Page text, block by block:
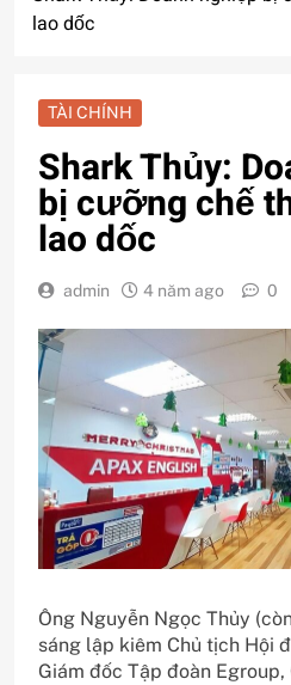
lao dốc
TÀI CHÍNH
Shark Thủy:
bị cưỡng chế
lao dốc
admin 4 năm ago 0
Ông Nguyễn Ngọc Thủy
sáng lập kiêm Chủ tịch Hội
Giám đốc Tập đoàn